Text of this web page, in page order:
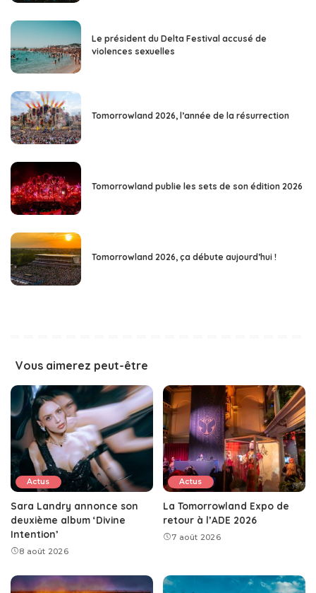
Le président du Delta Festival accusé de
violences sexuelles
Tomorrowland 2026, l’année de la résurrection
Tomorrowland publie les sets de son édition 2026
Tomorrowland 2026, ça débute aujourd’hui !
Vous aimerez peut-être
Actus
Sara Landry annonce son
deuxième album ‘Divine
Intention’
8 août 2026
Actus
La Tomorrowland Expo de
retour à l’ADE 2026
7 août 2026